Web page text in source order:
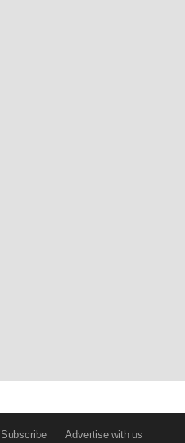
Subscribe
Advertise with us